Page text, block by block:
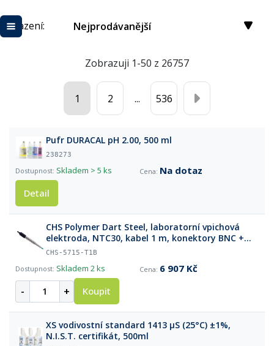
Řazení: Nejprodávanější
Zobrazuji 1-50 z 26757
1 2 ... 536
Pufr DURACAL pH 2.00, 500 ml
238273
Skladem > 5 ks
Na dotaz
Detail
CHS Polymer Dart Steel, laboratorní vpichová
elektroda, NTC30, kabel 1 m, konektory BNC +
CINCH
CHS-5715-T1B
Skladem 2 ks 6 907 Kč
- + Koupit
XS vodivostní standard 1413 µS (25°C) ±1%,
N.I.S.T. certifikát, 500ml